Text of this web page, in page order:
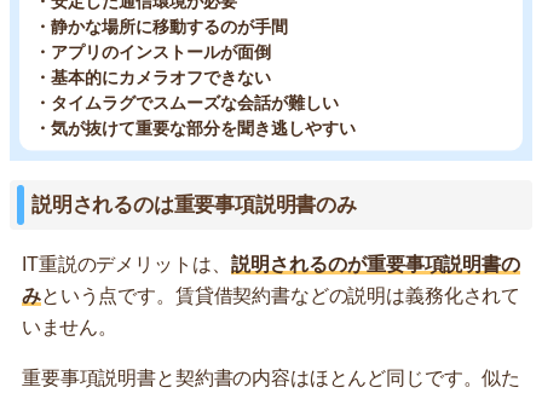
・静かな場所に移動するのが手間
・アプリのインストールが面倒
・基本的にカメラオフできない
・タイムラグでスムーズな会話が難しい
・気が抜けて重要な部分を聞き逃しやすい
説明されるのは重要事項説明書のみ
IT重説のデメリットは、説明されるのが重要事項説明書の
みという点です。賃貸借契約書などの説明は義務化されて
いません。
重要事項説明書と契約書の内容はほとんど同じです。似た